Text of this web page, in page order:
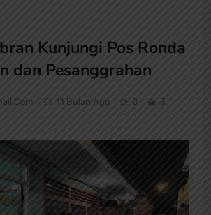
Kunjungi Pos Ronda
dan Pesanggrahan
11 Bulan Ago 0
3